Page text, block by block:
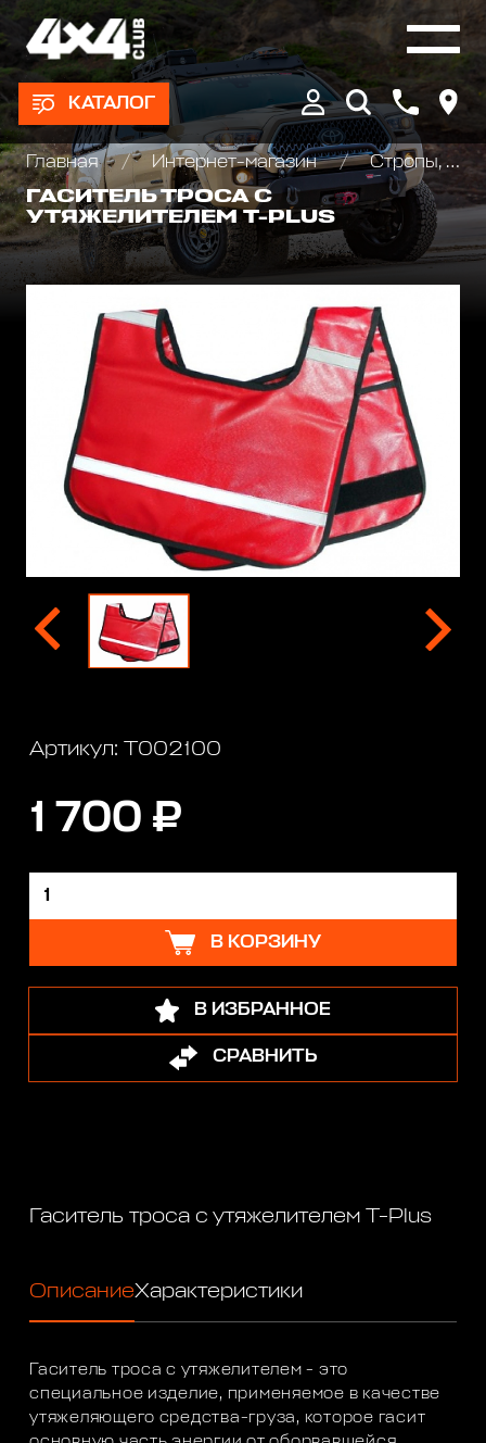
КАТАЛОГ
Главная Интернет-магазин
Стропы, шаклы и аксессуары
ГАСИТЕЛЬ ТРОСА С
УТЯЖЕЛИТЕЛЕМ T-PLUS
Артикул: T002100
1 700 ₽
В КОРЗИНУ
В ИЗБРАННОЕ
СРАВНИТЬ
Гаситель троса с утяжелителем T-Plus
ОписаниеХарактеристики
Гаситель троса с утяжелителем - это
специальное изделие, применяемое в качестве
утяжеляющего средства-груза, которое гасит